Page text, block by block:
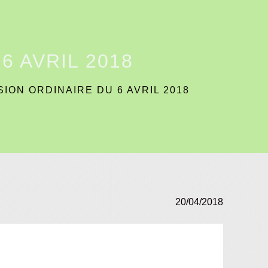
AVRIL 2018
ORDINAIRE DU 6 AVRIL 2018
20/04/2018